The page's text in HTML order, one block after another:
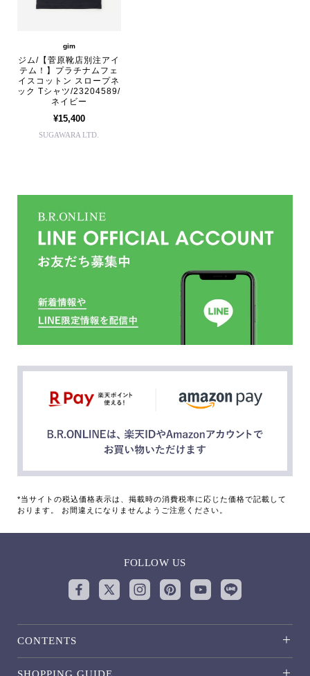
gim
ジム/【菅原靴店別注アイ
テム！】プラチナムフェ
イスコットン スロープネ
ック Tシャツ/23204589/
ネイビー
¥15,400
SUGAWARA LTD.
*当サイトの税込価格表示は、掲載時の消費税率に応じた価格で記載して
おります。 お間違えになりませんようご注意ください。
FOLLOW US
CONTENTS
SHOPPING GUIDE